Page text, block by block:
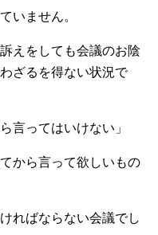
いません。
えをしても会議のお陰
ざるを得ない状況で
言ってはいけない」
から言って欲しいもの
ればならない会議でし